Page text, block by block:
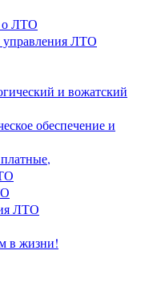
о ЛТО
управления ЛТО
и вожатский
обеспечение и
ЛТО
в жизни!